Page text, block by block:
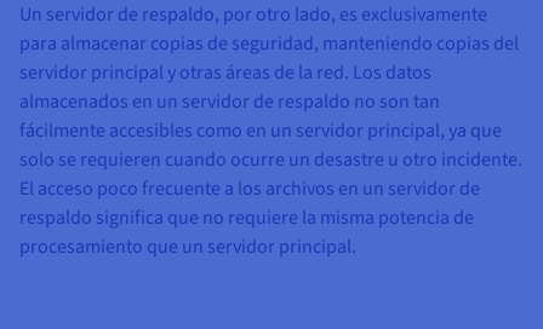
Un servidor de respaldo, por otro lado, es exclusivamente
para almacenar copias de seguridad, manteniendo copias del
servidor principal y otras áreas de la red. Los datos
almacenados en un servidor de respaldo no son tan
fácilmente accesibles como en un servidor principal, ya que
solo se requieren cuando ocurre un desastre u otro incidente.
El acceso poco frecuente a los archivos en un servidor de
respaldo significa que no requiere la misma potencia de
procesamiento que un servidor principal.